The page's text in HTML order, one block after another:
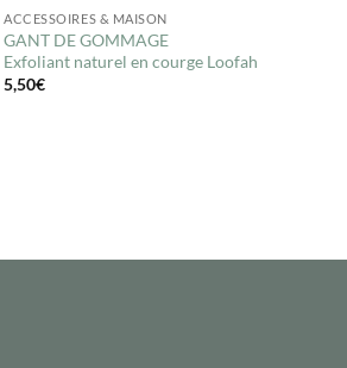
ACCESSOIRES & MAISON
GANT DE GOMMAGE
Exfoliant naturel en courge Loofah
5,50€